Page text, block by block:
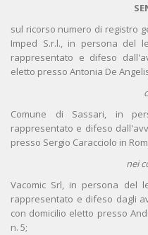
sul ricorso numero di registro
Imped S.r.l., in persona del
rappresentato e difeso
eletto presso Antonia De
Comune di Sassari, in
rappresentato e difeso
presso Sergio Caracciolo in
nei
Vacomic Srl, in persona del
rappresentato e difeso dagli
con domicilio eletto presso
n. 5;